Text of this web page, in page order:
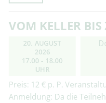
VOM KELLER
20. AUGUST
2026
17.00 - 18.00
UHR
Preis: 12 € p. P.
Anmeldung: Da die